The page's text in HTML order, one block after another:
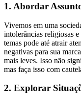
1. Abordar
Vivemos em uma
intolerâncias religiosas
temas pode até atrair
negativas para sua
mais leves. Isso não
mas faça isso com
2. Explorar